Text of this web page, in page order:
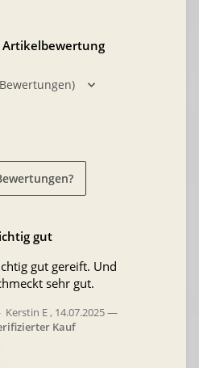
gut
gut gereift. Und
sehr gut.
Kerstin E, 14.07.2025
Kauf